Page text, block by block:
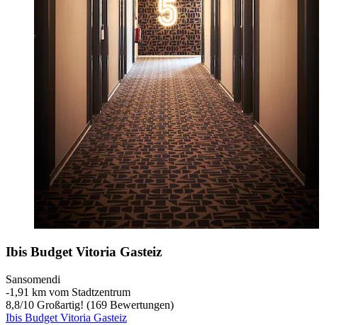
Ibis Budget Vitoria Gasteiz
Sansomendi
‐1,91 km vom Stadtzentrum
8,8/10 Großartig! (169 Bewertungen)
Ibis Budget Vitoria Gasteiz